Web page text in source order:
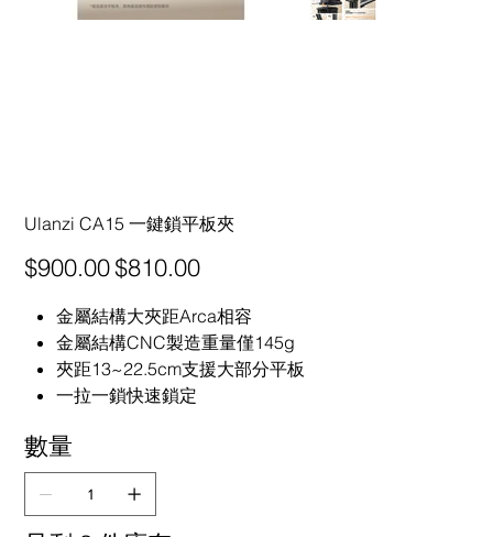
Ulanzi CA15 一鍵鎖平板夾
原
始
$900.00
促
銷
$810.00
金屬結構大夾距Arca相容
金屬結構CNC製造重量僅145g
夾距13~22.5cm支援大部分平板
一拉一鎖快速鎖定
數量